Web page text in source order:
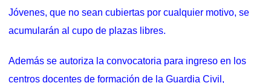
Jóvenes, que no sean cubiertas por cualquier motivo, se
acumularán al cupo de plazas libres.
Además se autoriza la convocatoria para ingreso en los
centros docentes de formación de la Guardia Civil,